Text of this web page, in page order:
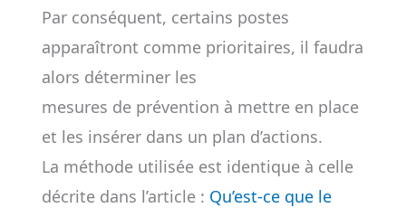
Par conséquent, certains postes
apparaîtront comme prioritaires, il faudra
alors déterminer les
mesures de prévention à mettre en place
et les insérer dans un plan d’actions.
La méthode utilisée est identique à celle
décrite dans l’article : Qu’est-ce que le